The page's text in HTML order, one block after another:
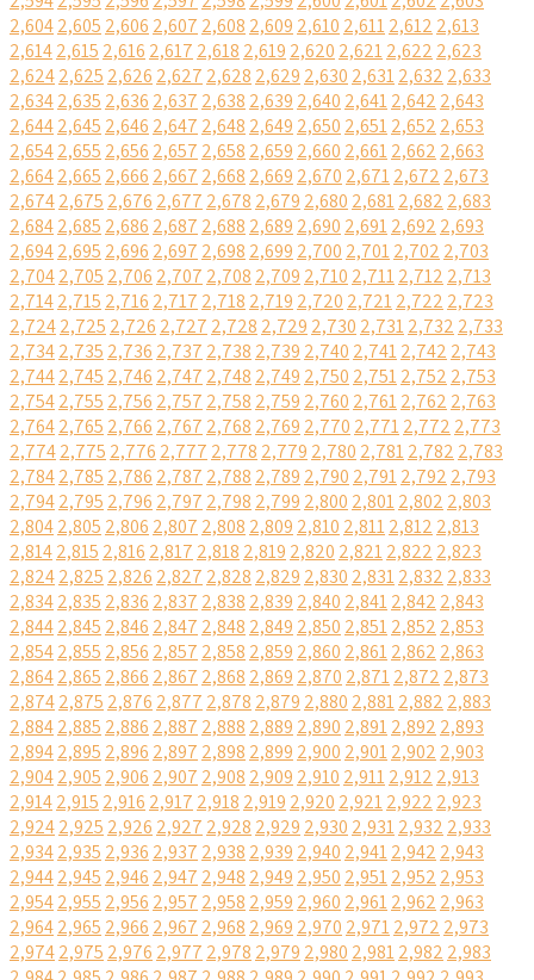
2,6042,605 2,606 2,607 2,608 2,609 2,610 2,6112,612 2,613
2,6142,615 2,616 2,617 2,618 2,619 2,620 2,6212,622 2,623
2,6242,625 2,626 2,627 2,628 2,629 2,630 2,6312,632 2,633
2,6342,635 2,636 2,637 2,638 2,639 2,640 2,6412,642 2,643
2,6442,645 2,646 2,647 2,648 2,649 2,650 2,6512,652 2,653
2,6542,655 2,656 2,657 2,658 2,659 2,660 2,6612,662 2,663
2,6642,665 2,666 2,667 2,668 2,669 2,670 2,6712,672 2,673
2,6742,675 2,676 2,677 2,678 2,679 2,680 2,6812,682 2,683
2,6842,685 2,686 2,687 2,688 2,689 2,690 2,6912,692 2,693
2,6942,695 2,696 2,697 2,698 2,699 2,700 2,7012,702 2,703
2,7042,705 2,706 2,707 2,708 2,709 2,710 2,7112,712 2,713
2,7142,715 2,716 2,717 2,718 2,719 2,720 2,7212,722 2,723
2,7242,725 2,726 2,727 2,728 2,729 2,730 2,7312,732 2,733
2,7342,735 2,736 2,737 2,738 2,739 2,740 2,7412,742 2,743
2,7442,745 2,746 2,747 2,748 2,749 2,750 2,7512,752 2,753
2,7542,755 2,756 2,757 2,758 2,759 2,760 2,7612,762 2,763
2,7642,765 2,766 2,767 2,768 2,769 2,770 2,7712,772 2,773
2,7742,775 2,776 2,777 2,778 2,779 2,780 2,7812,782 2,783
2,7842,785 2,786 2,787 2,788 2,789 2,790 2,7912,792 2,793
2,7942,795 2,796 2,797 2,798 2,799 2,800 2,8012,802 2,803
2,8042,805 2,806 2,807 2,808 2,809 2,810 2,8112,812 2,813
2,8142,815 2,816 2,817 2,818 2,819 2,820 2,8212,822 2,823
2,8242,825 2,826 2,827 2,828 2,829 2,830 2,8312,832 2,833
2,8342,835 2,836 2,837 2,838 2,839 2,840 2,8412,842 2,843
2,8442,845 2,846 2,847 2,848 2,849 2,850 2,8512,852 2,853
2,8542,855 2,856 2,857 2,858 2,859 2,860 2,8612,862 2,863
2,8642,865 2,866 2,867 2,868 2,869 2,870 2,8712,872 2,873
2,8742,875 2,876 2,877 2,878 2,879 2,880 2,8812,882 2,883
2,8842,885 2,886 2,887 2,888 2,889 2,890 2,8912,892 2,893
2,8942,895 2,896 2,897 2,898 2,899 2,900 2,9012,902 2,903
2,9042,905 2,906 2,907 2,908 2,909 2,910 2,9112,912 2,913
2,9142,915 2,916 2,917 2,918 2,919 2,920 2,9212,922 2,923
2,9242,925 2,926 2,927 2,928 2,929 2,930 2,9312,932 2,933
2,9342,935 2,936 2,937 2,938 2,939 2,940 2,9412,942 2,943
2,9442,945 2,946 2,947 2,948 2,949 2,950 2,9512,952 2,953
2,9542,955 2,956 2,957 2,958 2,959 2,960 2,9612,962 2,963
2,9642,965 2,966 2,967 2,968 2,969 2,970 2,9712,972 2,973
2,9742,975 2,976 2,977 2,978 2,979 2,980 2,9812,982 2,983